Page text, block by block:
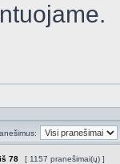
iš 78 [ 1157 pranešimai(ų) ]